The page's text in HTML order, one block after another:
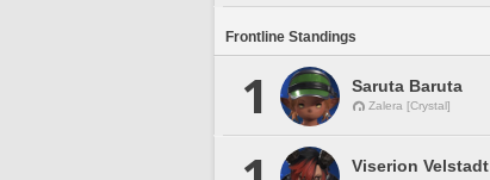
Frontline Standings
1 Saruta Baruta
Zalera [Crystal]
Viserion Velstadt